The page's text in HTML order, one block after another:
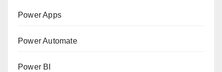
Power Apps
Power Automate
Power BI